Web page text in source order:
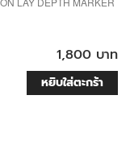
1,800 บาท
หยิบใส่ตะกร้า